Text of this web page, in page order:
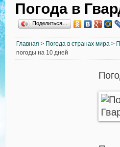
Погода в
Поделиться…
Главная > Погода в странах мира >
погоды на 10 дней